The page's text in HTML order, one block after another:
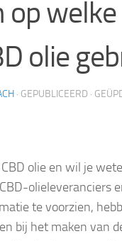
op welke
olie
· GEPUBLICEERD ·
olie en wil je
olieleveranciers
te voorzien,
bij het maken van